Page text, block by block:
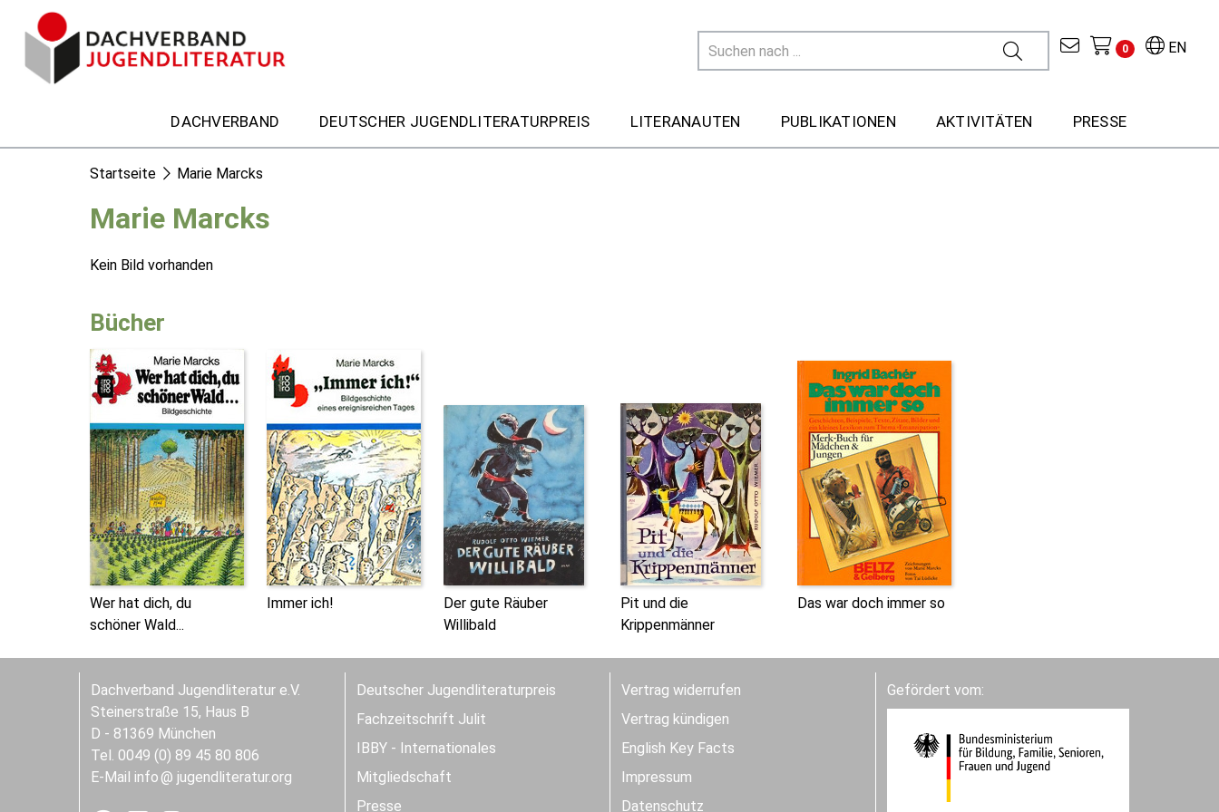
EN
0
DACHVERBAND DEUTSCHER JUGENDLITERATURPREIS LITERANAUTEN PUBLIKATIONEN AKTIVITÄTEN PRESSE
Startseite Marie Marcks
Marie Marcks
Kein Bild vorhanden
Bücher
Wer hat dich, du
schöner Wald...
Immer ich!
Der gute Räuber
Willibald
Pit und die
Krippenmänner
Das war doch immer so
Dachverband Jugendliteratur e.V.
Steinerstraße 15, Haus B
D - 81369 München
Tel. 0049 (0) 89 45 80 806
E-Mail info jugendliteratur.org
Deutscher Jugendliteraturpreis
Fachzeitschrift Julit
IBBY - Internationales
Mitgliedschaft
Presse
Vertrag widerrufen
Vertrag kündigen
English Key Facts
Impressum
Datenschutz
Gefördert vom: